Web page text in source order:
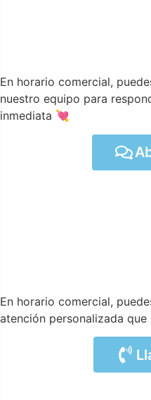
En horario comercial,
nuestro equipo para
inmediata 💘
En horario comercial,
atención personalizada que